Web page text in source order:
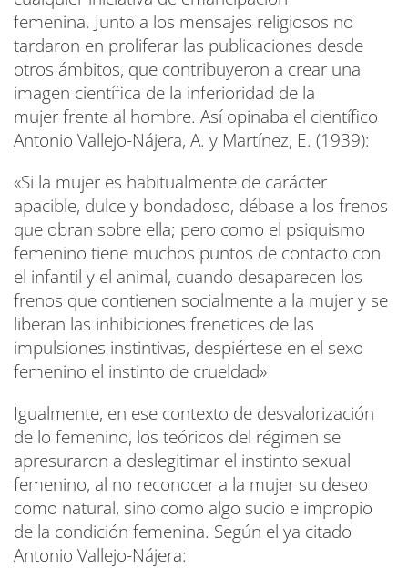
femenina. Junto a los mensajes religiosos no
tardaron en proliferar las publicaciones desde
otros ámbitos, que contribuyeron a crear una
imagen científica de la inferioridad de la
mujer frente al hombre. Así opinaba el científico
Antonio Vallejo-Nájera, A. y Martínez, E. (1939):
«Si la mujer es habitualmente de carácter
apacible, dulce y bondadoso, débase a los frenos
que obran sobre ella; pero como el psiquismo
femenino tiene muchos puntos de contacto con
el infantil y el animal, cuando desaparecen los
frenos que contienen socialmente a la mujer y se
liberan las inhibiciones frenetices de las
impulsiones instintivas, despiértese en el sexo
femenino el instinto de crueldad»
Igualmente, en ese contexto de desvalorización
de lo femenino, los teóricos del régimen se
apresuraron a deslegitimar el instinto sexual
femenino, al no reconocer a la mujer su deseo
como natural, sino como algo sucio e impropio
de la condición femenina. Según el ya citado
Antonio Vallejo-Nájera: